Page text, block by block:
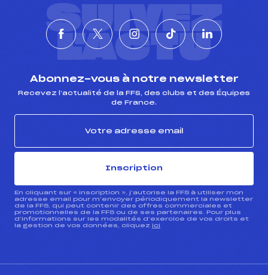
SUIVEZ
L'ACTU
Abonnez-vous à notre newsletter
Recevez l’actualité de la FFS, des clubs et des Équipes
de France.
Inscription
En cliquant sur « inscription », j’autorise la FFS à utiliser mon
adresse email pour m’envoyer périodiquement la newsletter
de la FFS, qui peut contenir des offres commerciales et
promotionnelles de la FFS ou de ses partenaires. Pour plus
d’informations sur les modalités d’exercice de vos droits et
la gestion de vos données, cliquez ici